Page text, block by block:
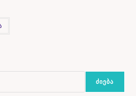
ᲫᲘᲔᲑᲐ